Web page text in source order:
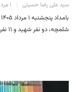
سید علی رضا حسینی ۱ مرداد ۱۴۰۵
شلمچه، دو نفر شهید و ۱۱ نفر مجروح شدند.